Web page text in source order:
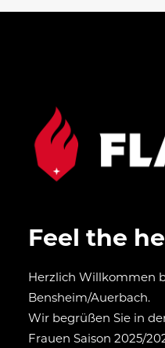
Feel the
Herzlich Willkommen
Bensheim/Auerbach.
Wir begrüßen Sie in
Frauen Saison 2025/